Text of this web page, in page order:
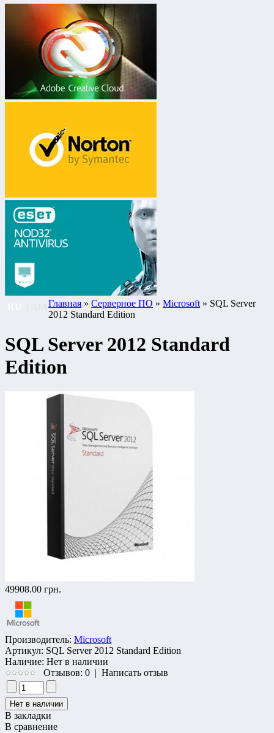
Главная » Серверное ПО » Microsoft » SQL Server
2012 Standard Edition
SQL Server 2012 Standard
Edition
49908.00 грн.
Производитель: Microsoft
Артикул: SQL Server 2012 Standard Edition
Наличие: Нет в наличии
Отзывов: 0 | Написать отзыв
В закладки
В сравнение